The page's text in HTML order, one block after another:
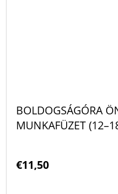
BOLDOGSÁGÓRA
MUNKAFÜZET
€11,50